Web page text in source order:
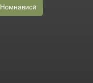
Номнависӣ